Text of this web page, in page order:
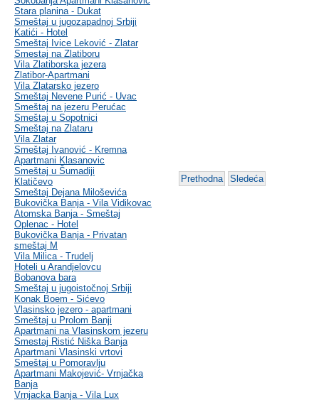
Stara planina - Dukat
Smeštaj u jugozapadnoj Srbiji
Katići - Hotel
Smeštaj Ivice Leković - Zlatar
Smestaj na Zlatiboru
Vila Zlatiborska jezera
Zlatibor-Apartmani
Vila Zlatarsko jezero
Smeštaj Nevene Purić - Uvac
Smeštaj na jezeru Perućac
Smeštaj u Sopotnici
Smeštaj na Zlataru
Vila Zlatar
Smeštaj Ivanović - Kremna
Apartmani Klasanovic
Smeštaj u Šumadiji
Klatičevo
Smeštaj Dejana Miloševića
Bukovička Banja - Vila Vidikovac
Atomska Banja - Smeštaj
Oplenac - Hotel
Bukovička Banja - Privatan
smeštaj M
Vila Milica - Trudelj
Hoteli u Arandjelovcu
Bobanova bara
Smeštaj u jugoistočnoj Srbiji
Konak Boem - Sićevo
Vlasinsko jezero - apartmani
Smeštaj u Prolom Banji
Apartmani na Vlasinskom jezeru
Smestaj Ristić Niška Banja
Apartmani Vlasinski vrtovi
Smeštaj u Pomoravlju
Apartmani Makojević- Vrnjačka
Banja
Vrnjacka Banja - Vila Lux
Prethodna Sledeća